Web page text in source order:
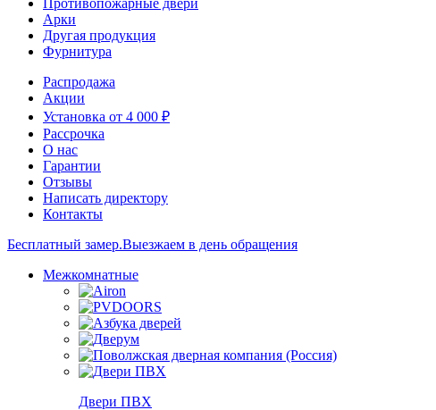
Противопожарные двери
Арки
Другая продукция
Фурнитура
Распродажа
Акции
Установка от 4 000 ₽
Рассрочка
О нас
Гарантии
Отзывы
Написать директору
Контакты
Бесплатный замер.Выезжаем в день обращения
Межкомнатные
Двери ПВХ